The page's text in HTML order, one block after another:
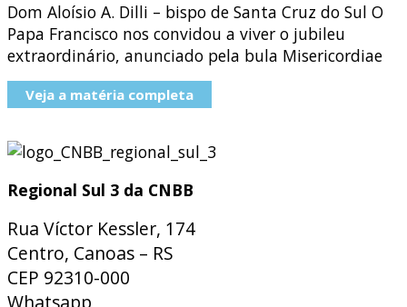
Dom Aloísio A. Dilli – bispo de Santa Cruz do Sul O
Papa Francisco nos convidou a viver o jubileu
extraordinário, anunciado pela bula Misericordiae
Veja a matéria completa
Regional Sul 3 da CNBB
Rua Víctor Kessler, 174
Centro, Canoas – RS
CEP 92310-000